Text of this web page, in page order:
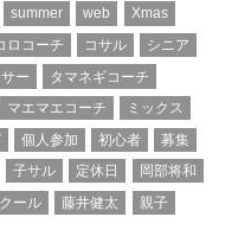
summer web
Xmas
ロコーチ コサル
シニア
ー
タマネギコーチ
マエマエコーチ
ミックス
個人参加 初心者
募集
子サル 定休日
岡部将和
ール 藤井健太
親子